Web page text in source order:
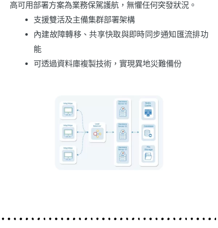
高可用部署方案為業務保駕護航，無懼任何突發狀況。
支援雙活及主備集群部署架構
內建故障轉移、共享快取與即時同步通知匯流排功
能
可透過資料庫複製技術，實現異地災難備份